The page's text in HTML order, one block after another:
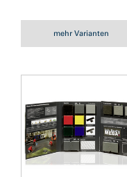
mehr Varianten